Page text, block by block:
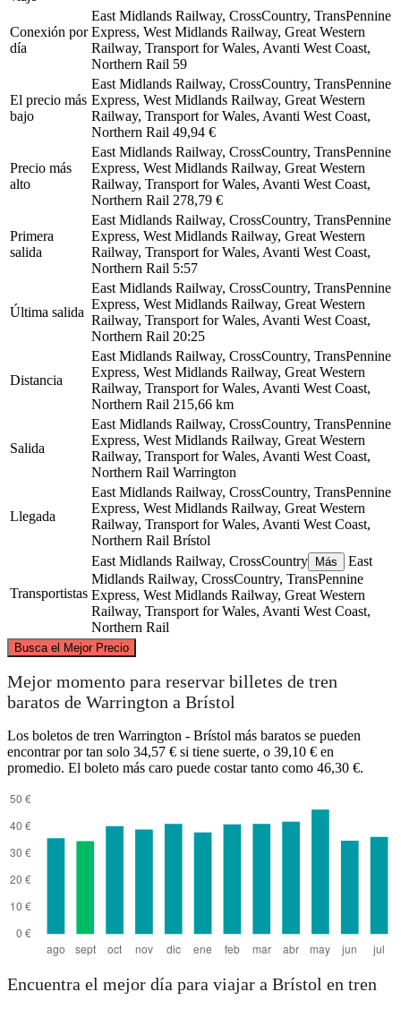
Conexión por
día
East Midlands Railway, CrossCountry, TransPennine
Express, West Midlands Railway, Great Western
Railway, Transport for Wales, Avanti West Coast,
Northern Rail 59
El precio más
bajo
East Midlands Railway, CrossCountry, TransPennine
Express, West Midlands Railway, Great Western
Railway, Transport for Wales, Avanti West Coast,
Northern Rail 49,94 €
Precio más
alto
East Midlands Railway, CrossCountry, TransPennine
Express, West Midlands Railway, Great Western
Railway, Transport for Wales, Avanti West Coast,
Northern Rail 278,79 €
Primera
salida
East Midlands Railway, CrossCountry, TransPennine
Express, West Midlands Railway, Great Western
Railway, Transport for Wales, Avanti West Coast,
Northern Rail 5:57
Última salida
East Midlands Railway, CrossCountry, TransPennine
Express, West Midlands Railway, Great Western
Railway, Transport for Wales, Avanti West Coast,
Northern Rail 20:25
Distancia
East Midlands Railway, CrossCountry, TransPennine
Express, West Midlands Railway, Great Western
Railway, Transport for Wales, Avanti West Coast,
Northern Rail 215,66 km
Salida
East Midlands Railway, CrossCountry, TransPennine
Express, West Midlands Railway, Great Western
Railway, Transport for Wales, Avanti West Coast,
Northern Rail Warrington
Llegada
East Midlands Railway, CrossCountry, TransPennine
Express, West Midlands Railway, Great Western
Railway, Transport for Wales, Avanti West Coast,
Northern Rail Brístol
Transportistas
East Midlands Railway, CrossCountry Más
East
Midlands Railway, CrossCountry, TransPennine
Express, West Midlands Railway, Great Western
Railway, Transport for Wales, Avanti West Coast,
Northern Rail
Busca el Mejor Precio
Mejor momento para reservar billetes de tren
baratos de Warrington a Brístol
Los boletos de tren Warrington - Brístol más baratos se pueden
encontrar por tan solo 34,57 € si tiene suerte, o 39,10 € en
promedio. El boleto más caro puede costar tanto como 46,30 €.
Encuentra el mejor día para viajar a Brístol en tren